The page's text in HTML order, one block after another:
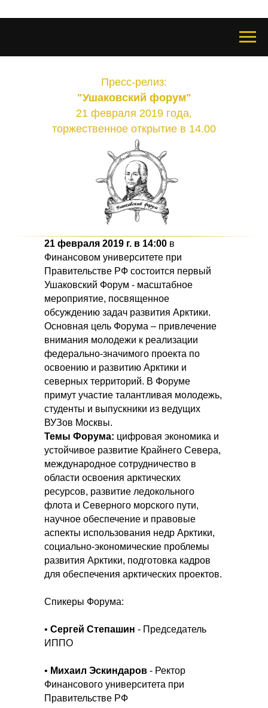
Пресс-релиз:
"Ушаковский форум"
21 февраля 2019 года,
торжественное открытие в 14.00
21 февраля 2019 г. в 14:00 в
Финансовом университете при
Правительстве РФ состоится первый
Ушаковский Форум - масштабное
мероприятие, посвященное
обсуждению задач развития Арктики.
Основная цель Форума – привлечение
внимания молодежи к реализации
федерально-значимого проекта по
освоению и развитию Арктики и
северных территорий. В Форуме
примут участие талантливая молодежь,
студенты и выпускники из ведущих
ВУЗов Москвы.
Темы Форума: цифровая экономика и
устойчивое развитие Крайнего Севера,
международное сотрудничество в
области освоения арктических
ресурсов, развитие ледокольного
флота и Северного морского пути,
научное обеспечение и правовые
аспекты использования недр Арктики,
социально-экономические проблемы
развития Арктики, подготовка кадров
для обеспечения арктических проектов.
Спикеры Форума:
• Сергей Степашин - Председатель
ИППО
• Михаил Эскиндаров - Ректор
Финансового университета при
Правительстве РФ